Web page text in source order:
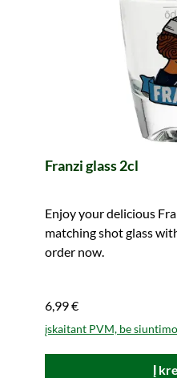
Franzi glass 2cl
Enjoy your delicious
matching shot glass
order now.
6,99 €
įskaitant PVM, be
Į